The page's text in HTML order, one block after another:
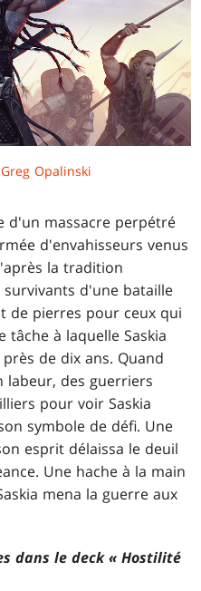
Greg Opalinski
d'un massacre perpétré
d'envahisseurs venus
la tradition
d'une bataille
de pierres pour ceux qui
à laquelle Saskia
de dix ans. Quand
labeur, des guerriers
pour voir Saskia
symbole de défi. Une
esprit délaissa le deuil
Une hache à la main
mena la guerre aux
dans le deck « Hostilité